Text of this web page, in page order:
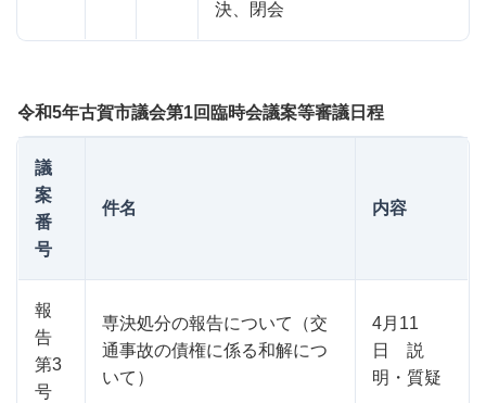
決、閉会
令和5年古賀市議会第1回臨時会議案等審議日程
議
案
番
号
件名 内容
報
告
第3
号
専決処分の報告について（交
通事故の債権に係る和解につ
いて）
4月11
日 説
明・質疑